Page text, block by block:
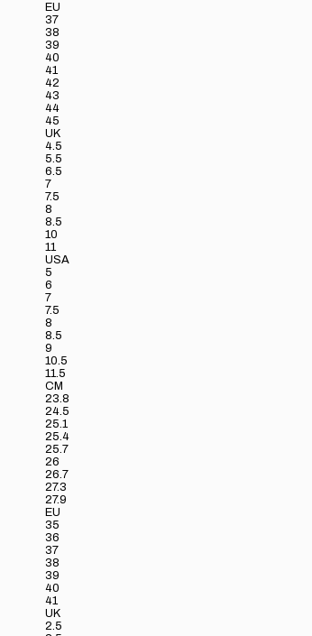
EU
37
38
39
40
41
42
43
44
45
UK
4.5
5.5
6.5
7
7.5
8
8.5
10
11
USA
5
6
7
7.5
8
8.5
9
10.5
11.5
CM
23.8
24.5
25.1
25.4
25.7
26
26.7
27.3
27.9
EU
35
36
37
38
39
40
41
UK
2.5